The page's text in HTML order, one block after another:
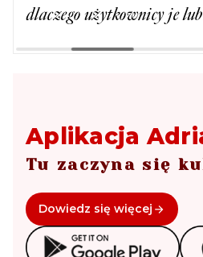
dlaczego użytkownicy je
Aplikacja
Tu zaczyna się
Dowiedz się więcej